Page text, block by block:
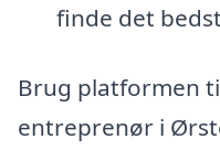
finde det
Brug platformen
entreprenør i